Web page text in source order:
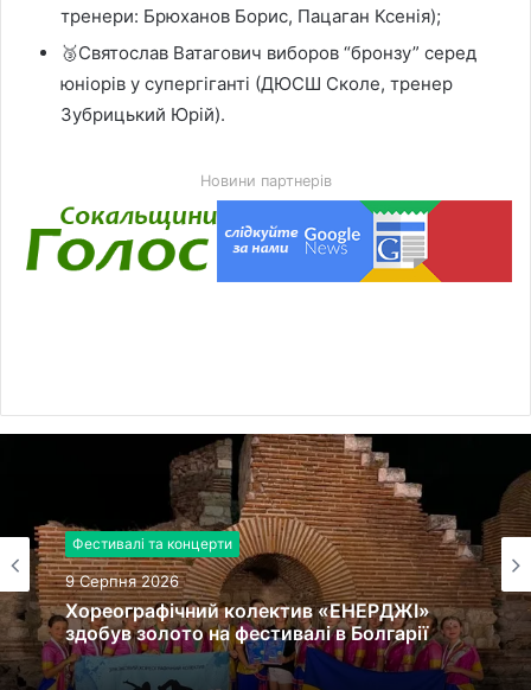
тренери: Брюханов Борис, Пацаган Ксенія);
🥉Святослав Ватагович виборов “бронзу” серед
юніорів у супергіганті (ДЮСШ Сколе, тренер
Зубрицький Юрій).
Новини партнерів
Фестивалі та концерти
9 Серпня 2026
Хореографічний колектив «ЕНЕРДЖІ»
здобув золото на фестивалі в Болгарії